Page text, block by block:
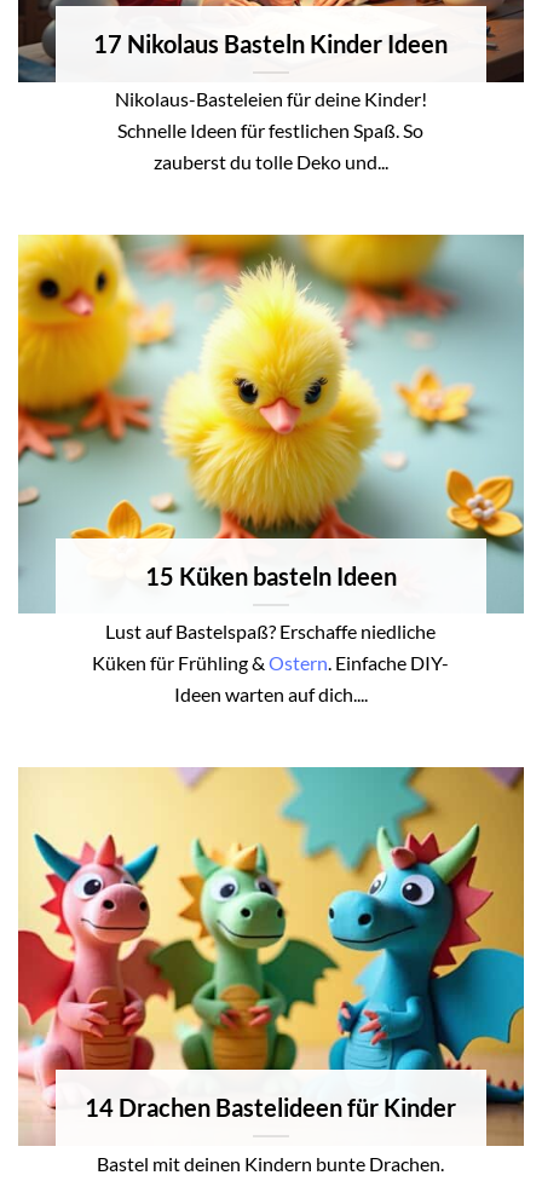
17 Nikolaus Basteln Kinder Ideen
Nikolaus-Basteleien für deine Kinder!
Schnelle Ideen für festlichen Spaß. So
zauberst du tolle Deko und...
15 Küken basteln Ideen
Lust auf Bastelspaß? Erschaffe niedliche
Küken für Frühling &Ostern. Einfache DIY-
Ideen warten auf dich....
14 Drachen Bastelideen für Kinder
Bastel mit deinen Kindern bunte Drachen.